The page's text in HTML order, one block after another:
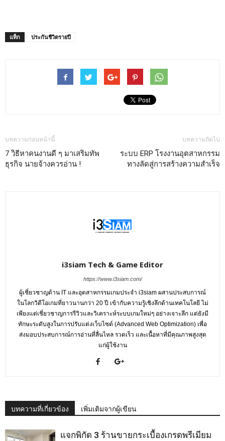
แท็ก ประกันชีวิตรายปี
บทความก่อนหน้านี้
7 วิธีหาคนงานดี ๆ มาเสริมทัพ
ธุรกิจ นายจ้างควรอ่าน !
บทความถัดไป
ระบบ ERP โรงงานอุตสาหกรรม
ทางลัดสู่การสร้างความสำเร็จ
i3siam Tech & Game Editor
https://www.i3siam.com/
ผู้เชี่ยวชาญด้าน IT และอุตสาหกรรมเกมประจำ i3siam ผสานประสบการณ์
ในโลกวิดีโอเกมที่ยาวนานกว่า 20 ปี เข้ากับความรู้เชิงลึกด้านเทคโนโลยี ไม่
เพียงแต่เชี่ยวชาญการรีวิวและวิเคราะห์ระบบเกมใหม่ๆ อย่างเจาะลึก แต่ยังมี
ทักษะระดับสูงในการปรับแต่งเว็บไซต์ (Advanced Web Optimization) เพื่อ
ส่งมอบประสบการณ์การอ่านที่ลื่นไหล รวดเร็ว และเนื้อหาที่มีคุณภาพสูงสุด
แก่ผู้ใช้งาน
บทความที่เกี่ยวข้อง เพิ่มเติมจากผู้เขียน
แจกพิกัด 3 ร้านขายกระเบื้องเกรดพรีเมียม